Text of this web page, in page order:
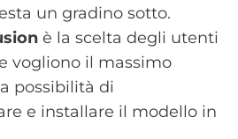
un gradino sotto.
è la scelta degli utenti
vogliono il massimo
possibilità di
e installare il modello in